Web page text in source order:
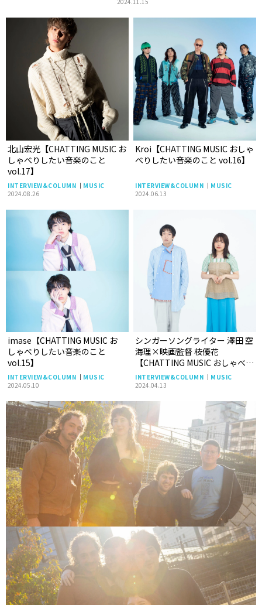
北山宏光【CHATTING MUSIC お
しゃべりしたい音楽のこと
vol.17】
INTERVIEW&COLUMN
MUSIC
2024.08.26
Kroi【CHATTING MUSIC おしゃ
べりしたい音楽のこと vol.16】
INTERVIEW&COLUMN
MUSIC
2024.06.13
imase【CHATTING MUSIC お
しゃべりしたい音楽のこと
vol.15】
INTERVIEW&COLUMN
MUSIC
2024.05.10
シンガーソングライター 澤田 空
海理×映画監督 枝優花
【CHATTING MUSIC おしゃべり
したい音楽のこと 特別編】
INTERVIEW&COLUMN
MUSIC
2024.04.13